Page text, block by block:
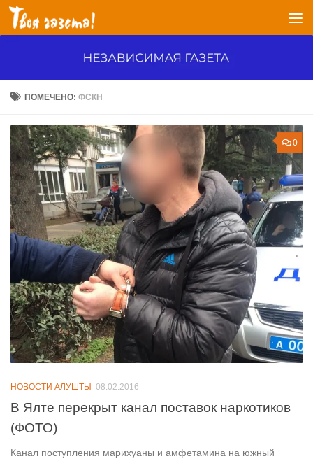
Перейти к содержимому
ПОМЕЧЕНО:ФСКН
0
НОВОСТИ АЛУШТЫ 08.02.2016
В Ялте перекрыт канал поставок наркотиков
(ФОТО)
Канал поступления марихуаны и амфетамина на южный